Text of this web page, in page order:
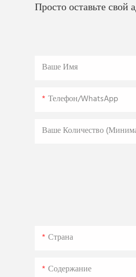
Просто оставьте
Ваше Имя
Телефон/WhatsApp
Ваше Количество
Страна
Содержание